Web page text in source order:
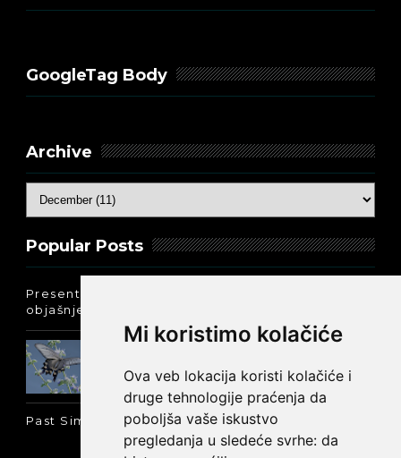
Mi koristimo kolačiće
Ova veb lokacija koristi kolačiće i
druge tehnologije praćenja da
poboljša vaše iskustvo
pregledanja u sledeće svrhe: da
GoogleTag Body
Archive
Popular Posts
Present Perfect Simple - najjednostavnije
objašnjenje :-)
Past Simple i Past Continuous - razlika